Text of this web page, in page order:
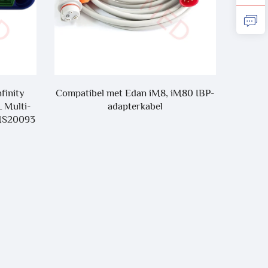
Multi-
Compatibel met Edan iM8, iM80 IBP-
adapterkabel